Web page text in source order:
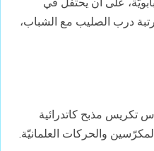
درب الصليب مع الشباب،
تكريس مذبح كاتدرائية
والحركات العلمانيّة.